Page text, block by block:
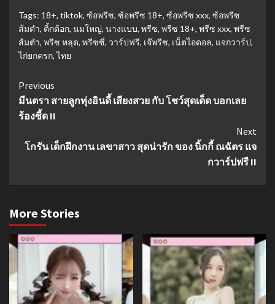
Tags: 18+, tiktok, ซ้อพรีซ, ซ้อพรีซ 18+, ซ้อพรีซ xxx, ซ้อพรีซ
ส้มตำ, ติ้กต้อก, นมใหญ่, นางแบบ, พรีซ, พรีซ 18+, พรีซ xxx, พรีซ
ส้มตำ, พรีซ หลุด, พรีซซี่, วาร์ปฟรี, เจ๊พรีซ, เน็ตไอดอล, แจกวาร์ป,
ไก่ยกครก,ไทย
Continue
Reading
Previous
มีนตรา สายลูกทุ่งอินดี้ เสียงสวย กับ โชว์สุดเด็ด บอกเลย
ร้องซี้ด !!
Next
โกรัน เด็กฝึกงาน เลขาสาว สุดน่ารัก ของ นิ้กกี้ ณฉัตร แจ
กวาร์ปฟรี !!
More Stories